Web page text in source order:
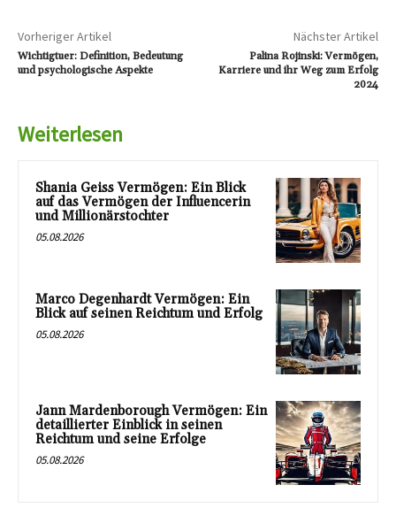
Vorheriger Artikel
Wichtigtuer: Definition, Bedeutung
und psychologische Aspekte
Nächster Artikel
Palina Rojinski: Vermögen,
Karriere und ihr Weg zum Erfolg
2024
Weiterlesen
Shania Geiss Vermögen: Ein Blick
auf das Vermögen der Influencerin
und Millionärstochter
05.08.2026
Marco Degenhardt Vermögen: Ein
Blick auf seinen Reichtum und Erfolg
05.08.2026
Jann Mardenborough Vermögen: Ein
detaillierter Einblick in seinen
Reichtum und seine Erfolge
05.08.2026